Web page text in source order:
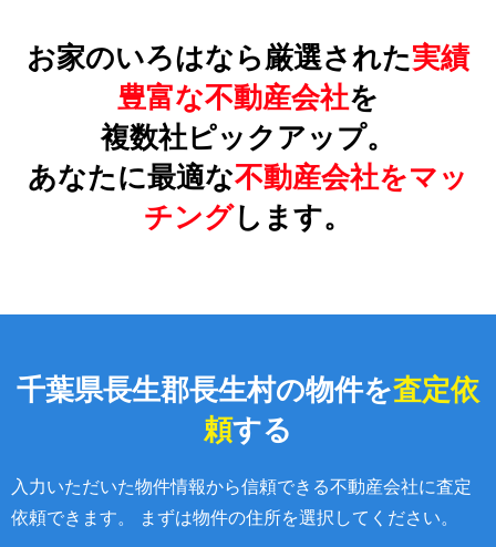
お家のいろはなら厳選された実績
豊富な不動産会社を
複数社ピックアップ。
あなたに最適な不動産会社をマッ
チングします。
千葉県長生郡長生村の物件を査定依
頼する
入力いただいた物件情報から信頼できる不動産会社に査定
依頼できます。 まずは物件の住所を選択してください。